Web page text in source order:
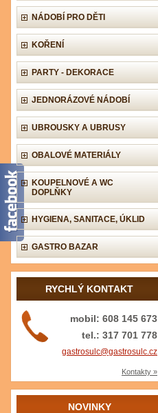
NÁDOBÍ PRO DĚTI
KOŘENÍ
PARTY - DEKORACE
JEDNORÁZOVÉ NÁDOBÍ
UBROUSKY A UBRUSY
OBALOVÉ MATERIÁLY
KOUPELNOVÉ A WC
DOPLŇKY
HYGIENA, SANITACE, ÚKLID
GASTRO BAZAR
RYCHLÝ KONTAKT
mobil: 608 145 673
tel.: 317 701 778
gastrosulc@gastrosulc.cz
Kontakty »
NOVINKY